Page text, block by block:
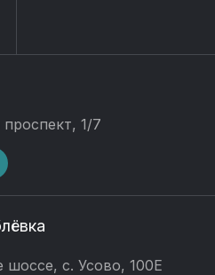
1/7
с. Усово, 100Е